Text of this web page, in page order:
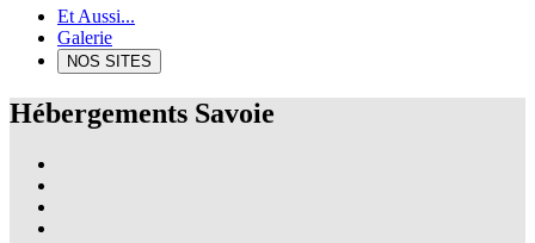
Et Aussi...
Galerie
NOS SITES
Hébergements Savoie